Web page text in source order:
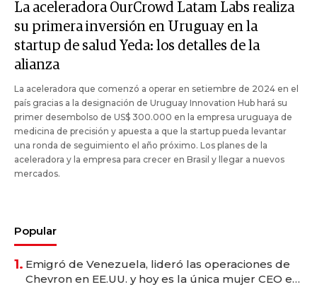
La aceleradora OurCrowd Latam Labs realiza
su primera inversión en Uruguay en la
startup de salud Yeda: los detalles de la
alianza
La aceleradora que comenzó a operar en setiembre de 2024 en el
país gracias a la designación de Uruguay Innovation Hub hará su
primer desembolso de US$ 300.000 en la empresa uruguaya de
medicina de precisión y apuesta a que la startup pueda levantar
una ronda de seguimiento el año próximo. Los planes de la
aceleradora y la empresa para crecer en Brasil y llegar a nuevos
mercados.
Popular
1. Emigró de Venezuela, lideró las operaciones de
Chevron en EE.UU. y hoy es la única mujer CEO en